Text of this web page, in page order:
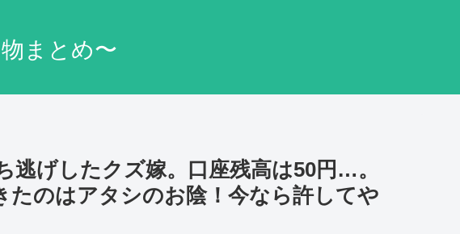
まとめ〜
逃げしたクズ嫁。口座残高は50円…。
たのはアタシのお陰！今なら許してや